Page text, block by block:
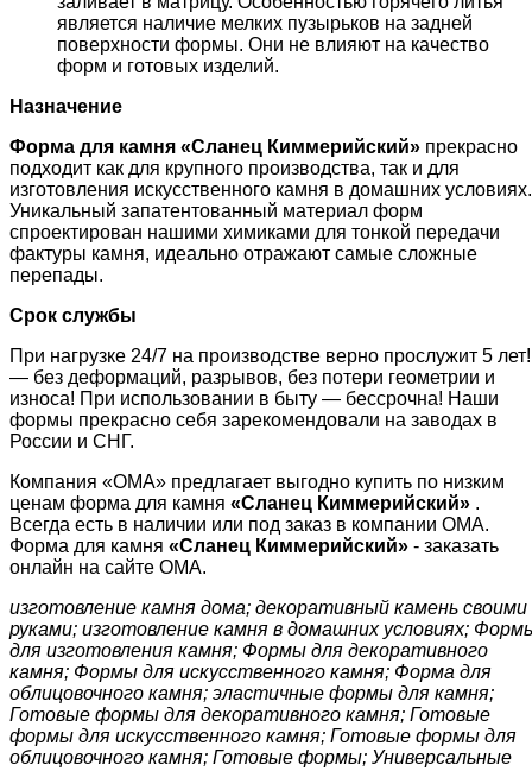
является наличие мелких пузырьков на задней
поверхности формы. Они не влияют на качество
форм и готовых изделий.
Назначение
Форма для камня «Сланец Киммерийский» прекрасно
подходит как для крупного производства, так и для
изготовления искусственного камня в домашних условиях.
Уникальный запатентованный материал форм
спроектирован нашими химиками для тонкой передачи
фактуры камня, идеально отражают самые сложные
перепады.
Срок службы
При нагрузке 24/7 на производстве верно прослужит 5 лет!
— без деформаций, разрывов, без потери геометрии и
износа! При использовании в быту — бессрочна! Наши
формы прекрасно себя зарекомендовали на заводах в
России и СНГ.
Компания «ОМА» предлагает выгодно купить по низким
ценам форма для камня «Сланец Киммерийский» .
Всегда есть в наличии или под заказ в компании ОМА.
Форма для камня «Сланец Киммерийский» - заказать
онлайн на сайте ОМА.
изготовление камня дома; декоративный камень своими
руками; изготовление камня в домашних условиях;
для изготовления камня; Формы для декоративного
камня; Формы для искусственного камня; Форма для
облицовочного камня; эластичные формы для камня;
Готовые формы для декоративного камня; Готовые
формы для искусственного камня; Готовые формы для
облицовочного камня; Готовые формы; Универсальные